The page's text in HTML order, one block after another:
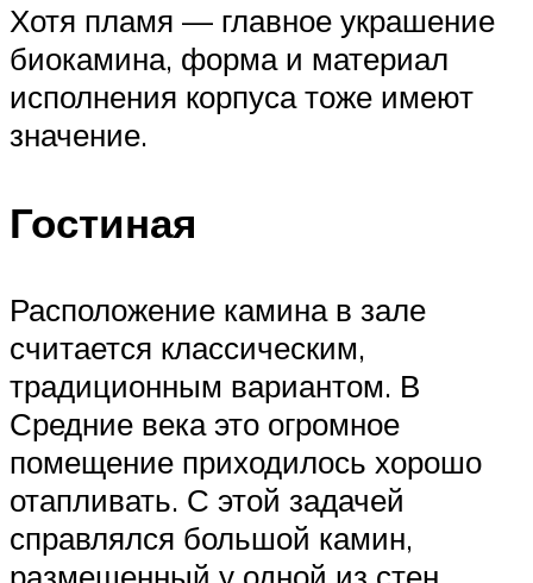
Хотя пламя — главное украшение
биокамина, форма и материал
исполнения корпуса тоже имеют
значение.
Гостиная
Расположение камина в зале
считается классическим,
традиционным вариантом. В
Средние века это огромное
помещение приходилось хорошо
отапливать. С этой задачей
справлялся большой камин,